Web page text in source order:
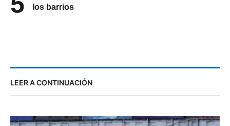
5
Inseguridad y burdeles clandestinos inquietan a
LEER A CONTINUACIÓN